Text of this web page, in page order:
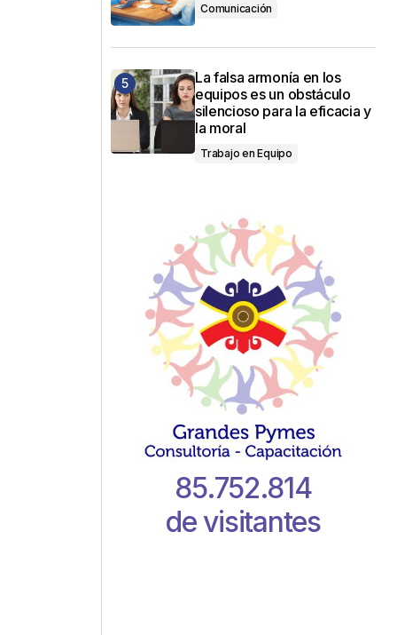
Comunicación
La falsa armonía en los
equipos es un obstáculo
silencioso para la eficacia y
la moral
Trabajo en Equipo
85.752.814
de visitantes